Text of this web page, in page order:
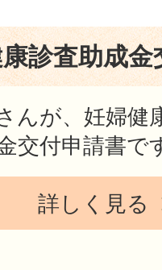
診査助成金
んが、妊婦健
交付申請書で
詳しく見る